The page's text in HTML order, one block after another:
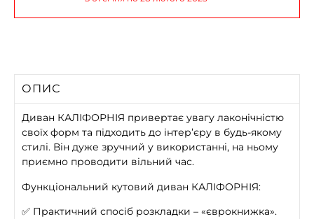
ОПИС
Диван КАЛІФОРНІЯ привертає увагу лаконічністю
своїх форм та підходить до інтер’єру в будь-якому
стилі. Він дуже зручний у використанні, на ньому
приємно проводити вільний час.
Функціональний кутовий диван КАЛІФОРНІЯ:
✅ Практичний спосіб розкладки – «єврокнижка».